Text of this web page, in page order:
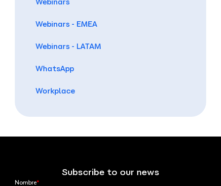
Webinars
Webinars - EMEA
Webinars - LATAM
WhatsApp
Workplace
Subscribe to our news